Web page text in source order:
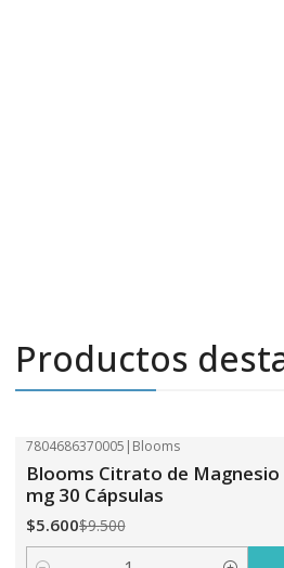
Productos
7804686370005 | Blooms
Blooms Citrato de Magnesio
mg 30 Cápsulas
$5.600$9.500